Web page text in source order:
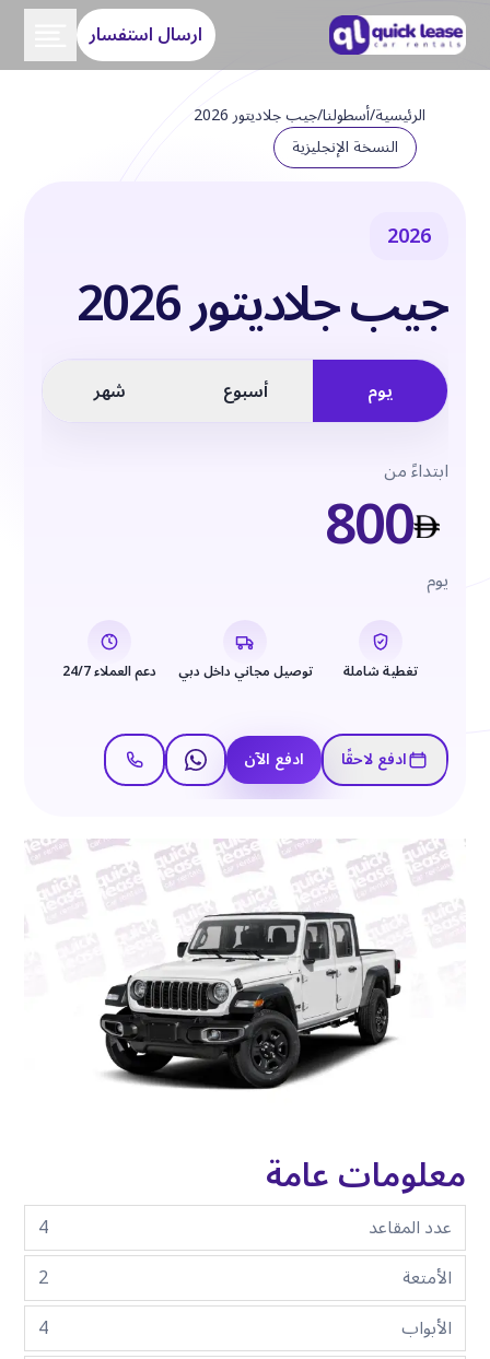
ارسال استفسار
الرئيسية/أسطولنا/جيب جلاديتور 2026
النسخة الإنجليزية
2026
جيب جلاديتور 2026
يوم أسبوع شهر
ابتداءً من800 يوم
تغطية شاملة توصيل مجاني داخل دبي دعم العملاء 24/7
ادفع لاحقًا ادفع الآن
معلومات عامة
عدد المقاعد
4
الأمتعة
2
الأبواب
4